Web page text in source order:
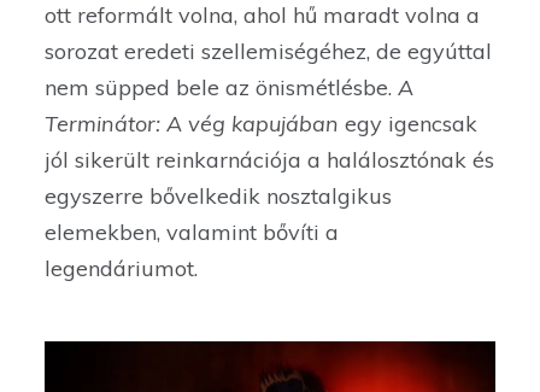
ott reformált volna, ahol hű maradt volna a
sorozat eredeti szellemiségéhez, de egyúttal
nem süpped bele az önismétlésbe.A
Terminátor: A vég kapujában egy igencsak
jól sikerült reinkarnációja a halálosztónak és
egyszerre bővelkedik nosztalgikus
elemekben, valamint bővíti a
legendáriumot.